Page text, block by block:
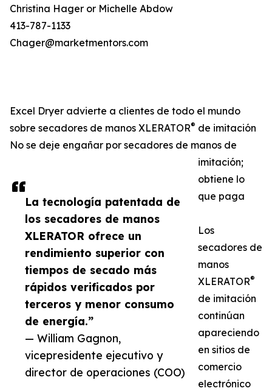
La tecnología patentada de
los secadores de manos
XLERATOR ofrece un
rendimiento superior con
tiempos de secado más
rápidos verificados por
terceros y menor consumo
de energía.”
— William Gagnon,
vicepresidente ejecutivo y
director de operaciones (COO)
Christina Hager or Michelle Abdow
413-787-1133
Chager@marketmentors.com
Excel Dryer advierte a clientes de todo el mundo
sobre secadores de manos XLERATOR® de imitación
No se deje engañar por secadores de manos de
imitación;
obtiene lo
que paga
Los
secadores de
manos
XLERATOR®
de imitación
continúan
apareciendo
en sitios de
comercio
electrónico